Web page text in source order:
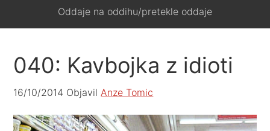
Oddaje na oddihu/pretekle oddaje
040: Kavbojka z idioti
16/10/2014 ObjavilAnze Tomic